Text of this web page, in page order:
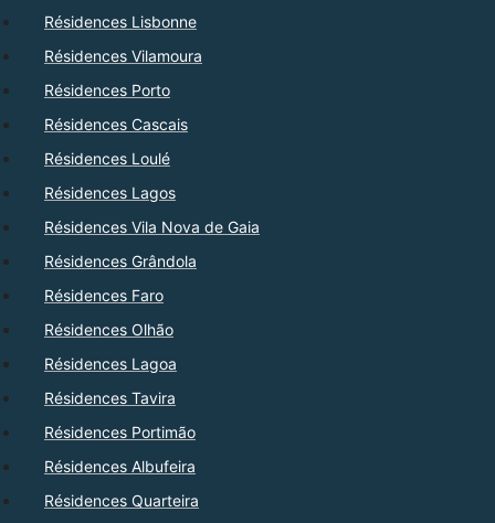
Résidences Lisbonne
Résidences Vilamoura
Résidences Porto
Résidences Cascais
Résidences Loulé
Résidences Lagos
Résidences Vila Nova de Gaia
Résidences Grândola
Résidences Faro
Résidences Olhão
Résidences Lagoa
Résidences Tavira
Résidences Portimão
Résidences Albufeira
Résidences Quarteira